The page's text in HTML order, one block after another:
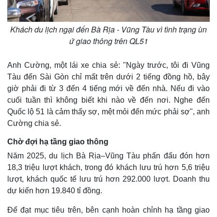
Khách du lịch ngại đến Bà Rịa - Vũng Tàu vì tình trạng ùn
ứ giao thông trên QL51
Anh Cường, một lái xe chia sẻ: "Ngày trước, tôi đi Vũng
Tàu đến Sài Gòn chỉ mất trên dưới 2 tiếng đồng hồ, bây
giờ phải đi từ 3 đến 4 tiếng mới về đến nhà. Nếu đi vào
cuối tuần thì không biết khi nào về đến nơi. Nghe đến
Quốc lộ 51 là cảm thấy sợ, mệt mỏi đến mức phải sợ", anh
Cường chia sẻ.
Chờ đợi hạ tầng giao thông
Năm 2025, du lịch Bà Rịa–Vũng Tàu phấn đấu đón hơn
18,3 triệu lượt khách, trong đó khách lưu trú hơn 5,6 triệu
lượt, khách quốc tế lưu trú hơn 292.000 lượt. Doanh thu
dự kiến hơn 19.840 tỉ đồng.
Để đạt mục tiêu trên, bên cạnh hoàn chỉnh hạ tầng giao